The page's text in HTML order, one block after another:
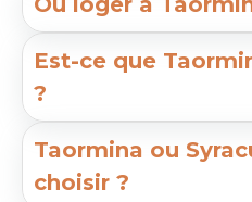
Est-ce que
?
Taormina ou
choisir ?